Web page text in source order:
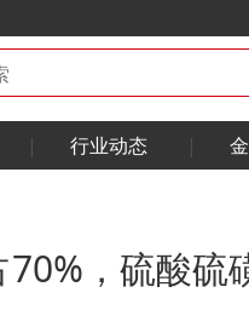
行业动态
，硫酸硫